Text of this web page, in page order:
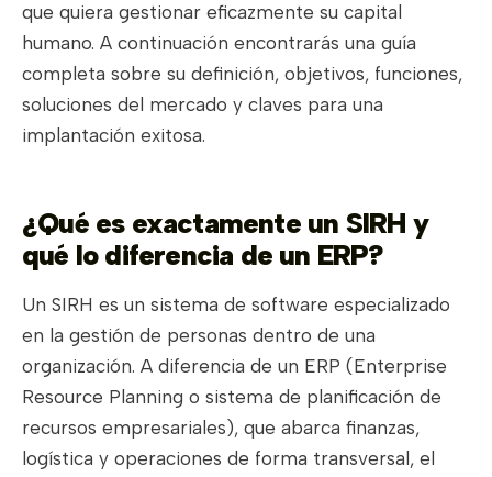
que quiera gestionar eficazmente su capital
humano. A continuación encontrarás una guía
completa sobre su definición, objetivos, funciones,
soluciones del mercado y claves para una
implantación exitosa.
¿Qué es exactamente un SIRH y
qué lo diferencia de un ERP?
Un SIRH es un sistema de software especializado
en la gestión de personas dentro de una
organización. A diferencia de un ERP (Enterprise
Resource Planning o sistema de planificación de
recursos empresariales), que abarca finanzas,
logística y operaciones de forma transversal, el